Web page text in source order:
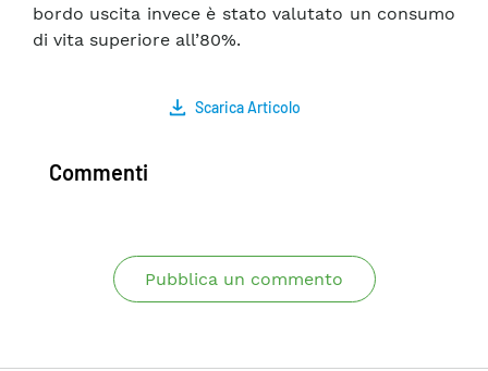
bordo uscita invece è stato valutato un consumo
di vita superiore all’80%.
Scarica Articolo
Commenti
Pubblica un commento